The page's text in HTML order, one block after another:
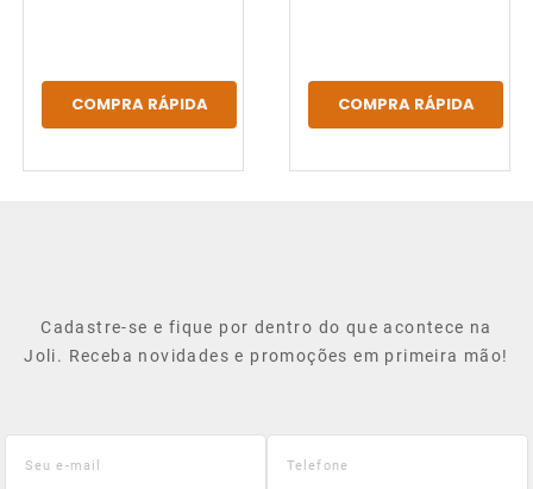
COMPRA RÁPIDA COMPRA RÁPIDA
Cadastre-se e fique por dentro do que acontece na
Joli. Receba novidades e promoções em primeira mão!